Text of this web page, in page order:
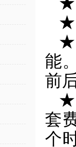
★
★
能
前
★
套
个